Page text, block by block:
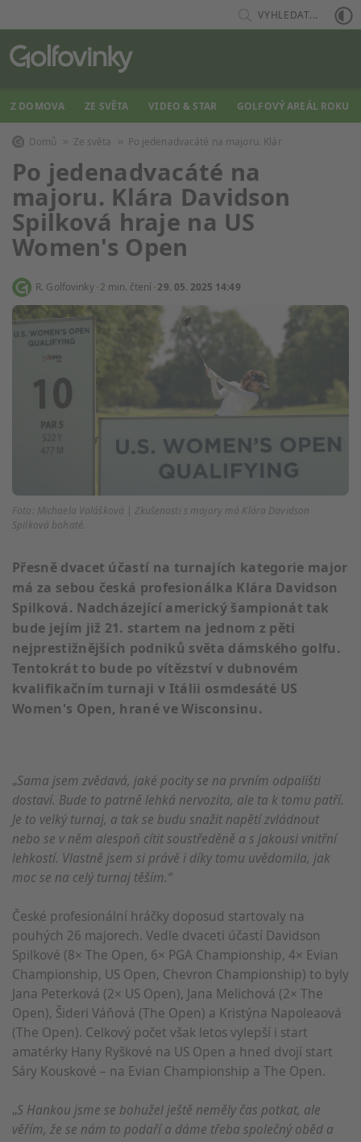
VYHLEDAT...
Z DOMOVA ZE SVĚTA VIDEO & STAR GOLFOVÝ AREÁL ROKU
Domů Ze světa Po jedenadvacáté na majoru. Klár
Po jedenadvacáté na
majoru. Klára Davidson
Spilková hraje na US
Women's Open
R. Golfovinky 2 min. čtení 29. 05. 2025 14:49
Foto: Michaela Valášková | Zkušenosti s majory má Klára Davidson
Spilková bohaté.
Přesně dvacet účastí na turnajích kategorie major
má za sebou česká profesionálka Klára Davidson
Spilková. Nadcházející americký šampionát tak
bude jejím již 21. startem na jednom z pěti
nejprestižnějších podniků světa dámského golfu.
Tentokrát to bude po vítězství v dubnovém
kvalifikačním turnaji v Itálii osmdesáté US
Women's Open, hrané ve Wisconsinu.
„Sama jsem zvědavá, jaké pocity se na prvním odpališti
dostaví. Bude to patrně lehká nervozita, ale ta k tomu patří.
Je to velký turnaj, a tak se budu snažit napětí zvládnout
nebo se v něm alespoň cítit soustředěně a s jakousi vnitřní
lehkostí. Vlastně jsem si právě i díky tomu uvědomila, jak
moc se na celý turnaj těším.“
České profesionální hráčky doposud startovaly na
pouhých 26 majorech. Vedle dvaceti účastí Davidson
Spilkové (8× The Open, 6× PGA Championship, 4× Evian
Championship, US Open, Chevron Championship) to byly
Jana Peterková (2× US Open), Jana Melichová (2× The
Open), Šideri Váňová (The Open) a Kristýna Napoleaová
(The Open). Celkový počet však letos vylepší i start
amatérky Hany Ryškové na US Open a hned dvojí start
Sáry Kouskové – na Evian Championship a The Open.
„S Hankou jsme se bohužel ještě neměly čas potkat, ale
věřím, že se nám to podaří a dáme třeba společný oběd a